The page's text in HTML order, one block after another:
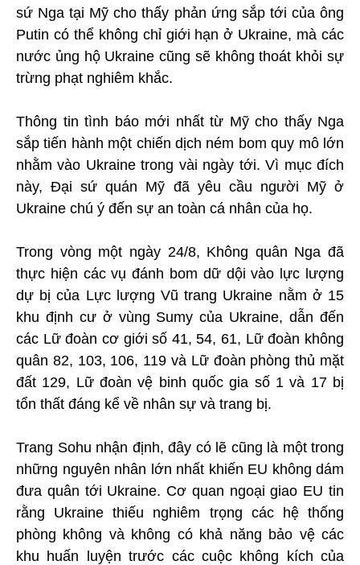
sứ Nga tại Mỹ cho thấy phản ứng sắp tới của ông
Putin có thể không chỉ giới hạn ở Ukraine, mà các
nước ủng hộ Ukraine cũng sẽ không thoát khỏi sự
trừng phạt nghiêm khắc.
Thông tin tình báo mới nhất từ Mỹ cho thấy Nga
sắp tiến hành một chiến dịch ném bom quy mô lớn
nhằm vào Ukraine trong vài ngày tới. Vì mục đích
này, Đại sứ quán Mỹ đã yêu cầu người Mỹ ở
Ukraine chú ý đến sự an toàn cá nhân của họ.
Trong vòng một ngày 24/8, Không quân Nga đã
thực hiện các vụ đánh bom dữ dội vào lực lượng
dự bị của Lực lượng Vũ trang Ukraine nằm ở 15
khu định cư ở vùng Sumy của Ukraine, dẫn đến
các Lữ đoàn cơ giới số 41, 54, 61, Lữ đoàn không
quân 82, 103, 106, 119 và Lữ đoàn phòng thủ mặt
đất 129, Lữ đoàn vệ binh quốc gia số 1 và 17 bị
tổn thất đáng kể về nhân sự và trang bị.
Trang Sohu nhận định, đây có lẽ cũng là một trong
những nguyên nhân lớn nhất khiến EU không dám
đưa quân tới Ukraine. Cơ quan ngoại giao EU tin
rằng Ukraine thiếu nghiêm trọng các hệ thống
phòng không và không có khả năng bảo vệ các
khu huấn luyện trước các cuộc không kích của